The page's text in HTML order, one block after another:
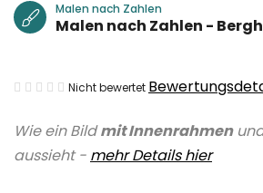
Wie ein Bildmit Innenrahmen
aussieht - mehr Details hier
Malen nach Zahlen
Malen nach Zahlen -
Die
Produktbewertung
ist
Nicht bewertet